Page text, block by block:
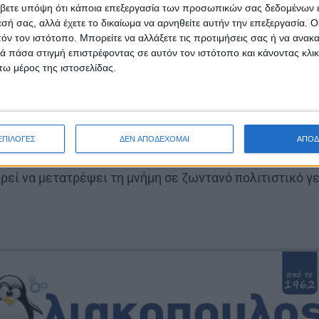
υπόψη ότι κάποια επεξεργασία των προσωπικών σας δεδομένων
σας, αλλά έχετε το δικαίωμα να αρνηθείτε αυτήν την επεξεργασία.
τον ιστότοπο. Μπορείτε να αλλάξετε τις προτιμήσεις σας ή να
στιγμή επιστρέφοντας σε αυτόν τον ιστότοπο και κάνοντας
μέρος της ιστοσελίδας.
ΔΕΝ ΑΠΟΔΕΧΟΜΑΙ
φωνές και τις ερμηνείες τους το πνεύμα των
για τη χορωδία «Μελωδές & Ελεύθερες Φωνές»,
«Τα Θέσφατα» και τη χορωδία του Συνδέσμου
τις δυνάμεις τους σε μια βραδιά υψηλού
συναυλίας έχει η μαέστρος και συνθέτρια
παρουσία στον χώρο της χορωδιακής μουσικής και
σύγχρονων Ελλήνων ποιητών στο ενεργητικό της. Η
βάρος στην εκδήλωση, η οποία δεν περιορίζεται σε
να μετατρέψει τη μνήμη σε ζωντανό πολιτιστικό